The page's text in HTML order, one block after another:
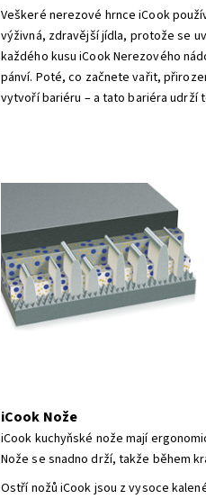
Veškeré nerezové hrnce iCook
výživná, zdravější jídla, protože se
každého kusu iCook Nerezového
pánví. Poté, co začnete vařit,
vytvoří bariéru – a tato bariéra udrží
iCook Nože
iCook kuchyňské nože mají
Nože se snadno drží, takže během
Ostří nožů iCook jsou z vysoce